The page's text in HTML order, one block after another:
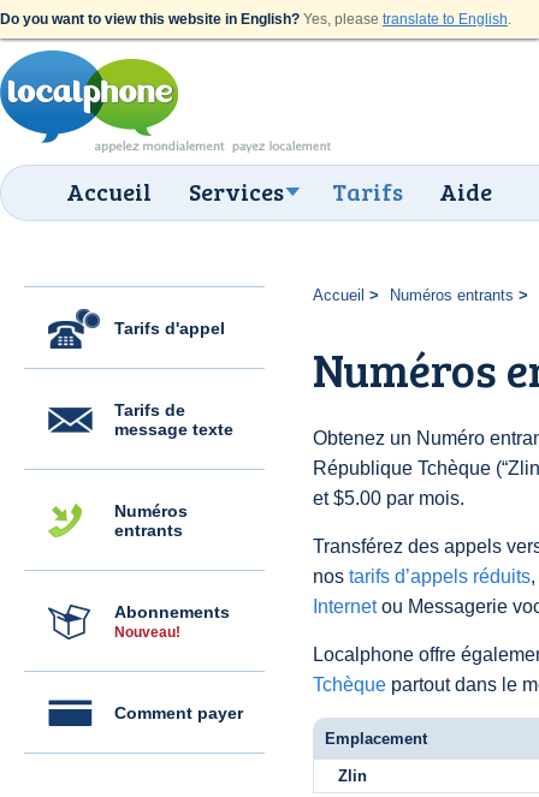
Do you want to view this website in English? Yes, please translate to English.
Accueil Services Tarifs Aide
Tarifs d'appel
Tarifs de
message texte
Numéros
entrants
Abonnements
Nouveau!
Comment payer
Accueil Numéros entrants
Numéros
Obtenez un Numéro
République Tchèque
et $5.00 par mois.
Transférez des appels
nos tarifs d’appels réduits
Internetou Messagerie
Localphone offre
Tchèque partout dans le
Emplacement
Zlin